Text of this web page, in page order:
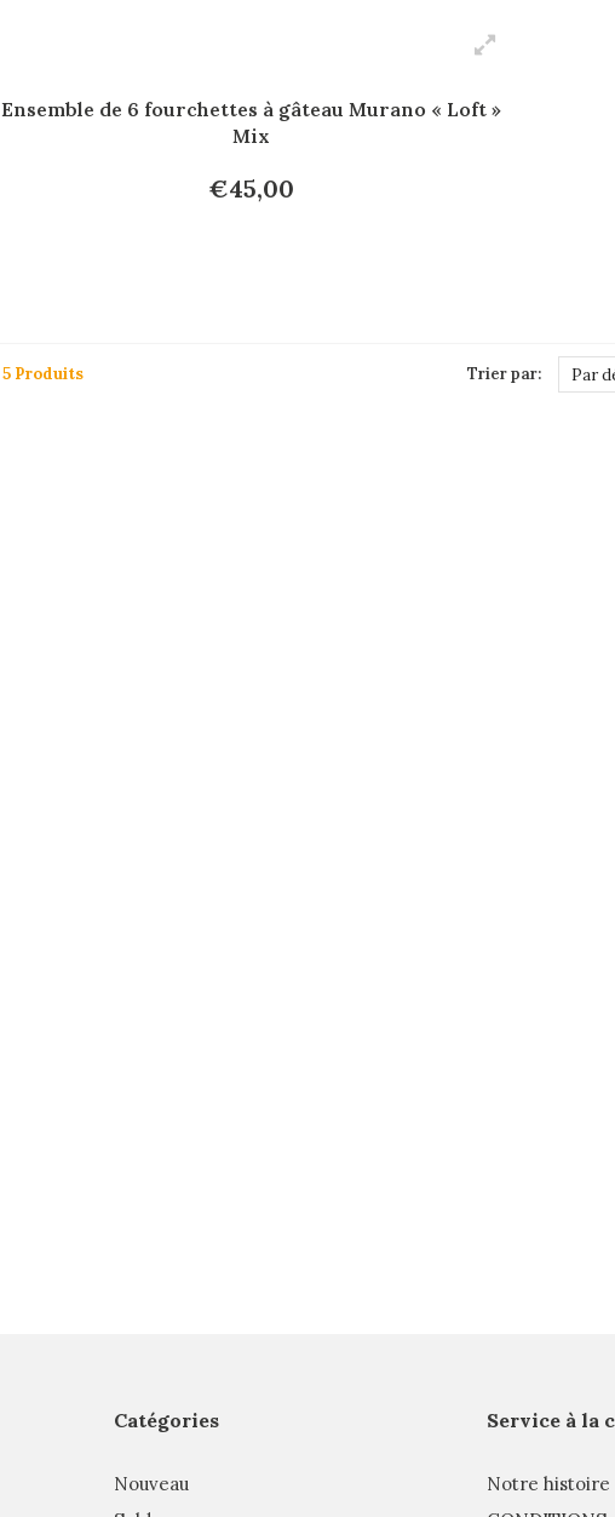
Ensemble de 6 fourchettes à gâteau Murano « Loft »
Mix
€45,00
5 Produits Trier par: Par
Catégories
Nouveau
Service à la
Notre histoire